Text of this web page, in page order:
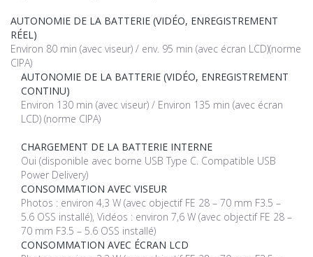
AUTONOMIE DE LA BATTERIE (VIDÉO, ENREGISTREMENT
RÉEL)
Environ 80 min (avec viseur) / env. 95 min (avec écran LCD)(norme
CIPA)
AUTONOMIE DE LA BATTERIE (VIDÉO, ENREGISTREMENT
CONTINU)
Environ 130 min (avec viseur) / Environ 135 min (avec écran
LCD) (norme CIPA)
CHARGEMENT DE LA BATTERIE INTERNE
Oui (disponible avec borne USB Type C. Compatible USB
Power Delivery)
CONSOMMATION AVEC VISEUR
Photos : environ 4,3 W (avec objectif FE 28 – 70 mm F3.5 –
5.6 OSS installé), Vidéos : environ 7,6 W (avec objectif FE 28 –
70 mm F3.5 – 5.6 OSS installé)
CONSOMMATION AVEC ÉCRAN LCD